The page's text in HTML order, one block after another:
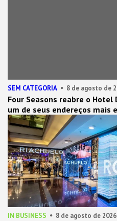
SEM CATEGORIA 8 de agosto de
Four Seasons reabre o
um de seus endereços mais
IN BUSINESS 8 de agosto de 2026